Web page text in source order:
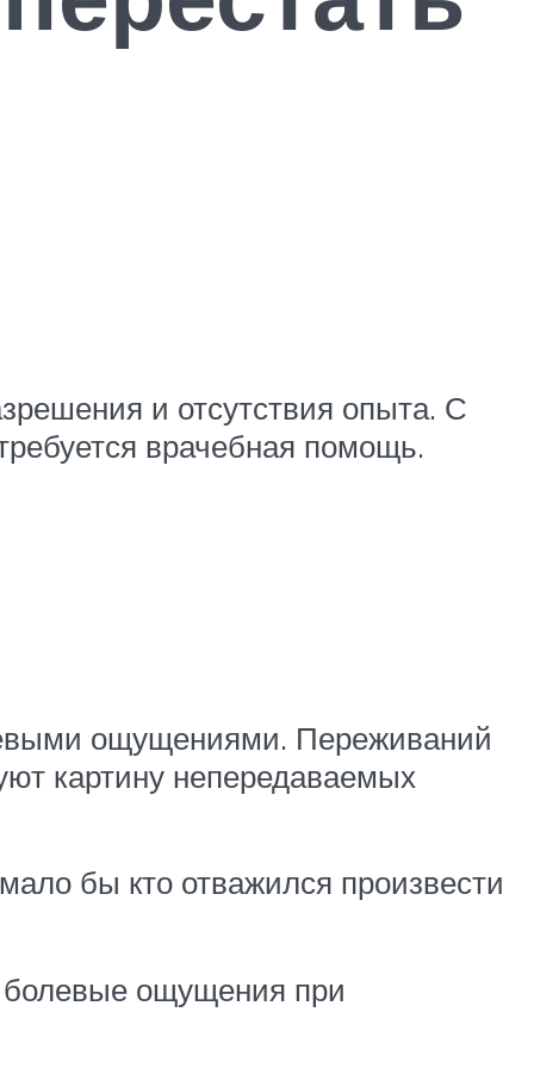
и отсутствия опыта. С
врачебная помощь.
ощущениями. Переживаний
картину непередаваемых
бы кто отважился произвести
болевые ощущения при